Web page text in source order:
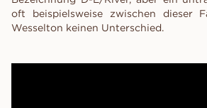
oft beispielsweise zwischen dieser
Wesselton keinen Unterschied.